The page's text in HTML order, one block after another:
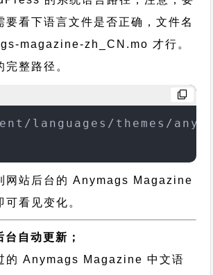
要看下语言文件是否正确，文件名
magazine-zh_CN.mo 才行。
整路径。
languages/themes/
网站后台的 Anymags Magazine
看见变化。
自动更新；
的 Anymags Magazine 中文语